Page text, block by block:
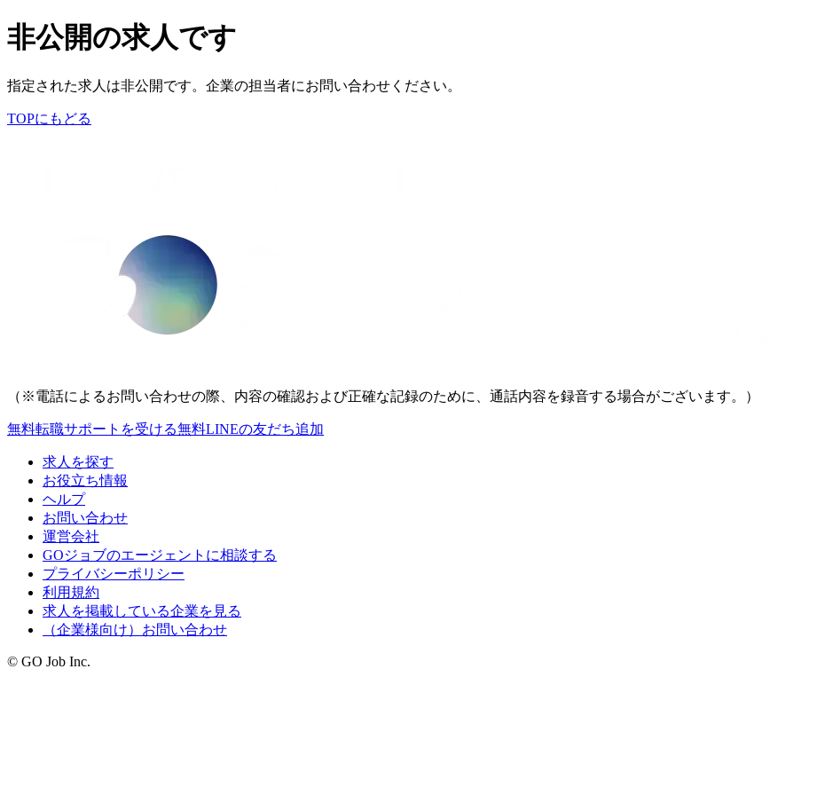
非公開の求人です
指定された求人は非公開です。企業の担当者にお問い合わせください。
TOPにもどる
（※電話によるお問い合わせの際、内容の確認および正確な記録のために、通話内容を録音する場合がございます。）
無料転職サポートを受ける無料LINEの友だち追加
求人を探す
お役立ち情報
ヘルプ
お問い合わせ
運営会社
GOジョブのエージェントに相談する
プライバシーポリシー
利用規約
求人を掲載している企業を見る
（企業様向け）お問い合わせ
© GO Job Inc.